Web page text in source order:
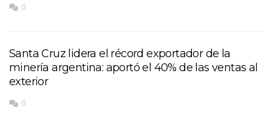
0
Santa Cruz lidera el récord exportador de la
minería argentina: aportó el 40% de las ventas al
exterior
0